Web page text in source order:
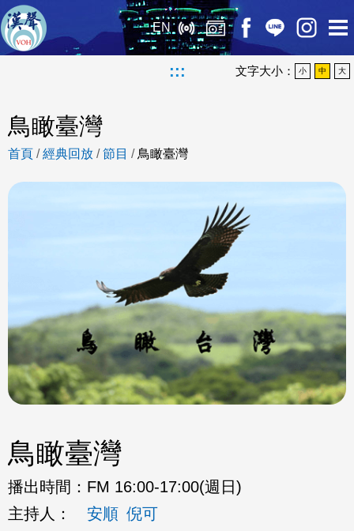
EN
::: 文字大小： 小 中 大
鳥瞰臺灣
首頁 /經典回放 /節目 / 鳥瞰臺灣
鳥瞰臺灣
播出時間： FM 16:00-17:00(週日)
主持人：
安順 倪可